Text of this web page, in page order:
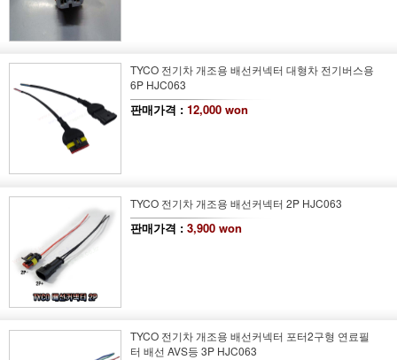
TYCO 전기차 개조용 배선커넥터 대형차 전기버스용
6P HJC063
판매가격 : 12,000 won
TYCO 전기차 개조용 배선커넥터 2P HJC063
판매가격 : 3,900 won
TYCO 전기차 개조용 배선커넥터 포터2구형 연료필
터 배선 AVS등 3P HJC063